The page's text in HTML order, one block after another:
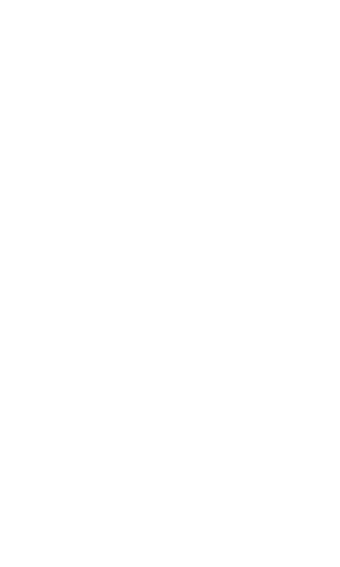
El mercado de Jerez refrigera
Detenida una pareja por
en Málaga tras ser descubiertos con
Retrasos y cancelaciones en el